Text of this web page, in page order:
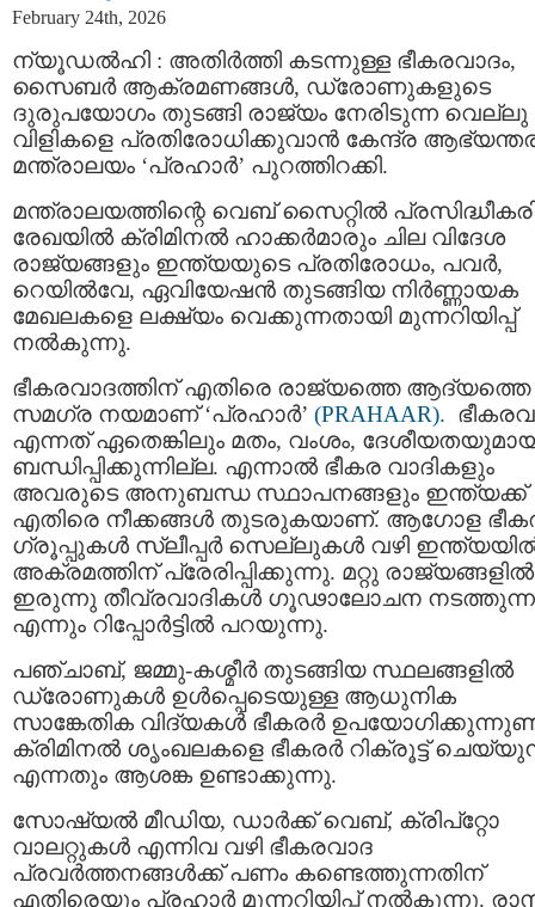
February 24th, 2026
ന്യൂഡൽഹി : അതിർത്തി കടന്നുള്ള ഭീകരവാദം,
സൈബർ ആക്രമണങ്ങൾ, ഡ്രോണുകളുടെ
ദുരുപയോഗം തുടങ്ങി രാജ്യം നേരിടുന്ന വെല്ലു
വിളികളെ പ്രതിരോധിക്കുവാൻ കേന്ദ്ര
മന്ത്രാലയം ‘പ്രഹാർ’ പുറത്തിറക്കി.
മന്ത്രാലയത്തിന്റെ വെബ്‌ സൈറ്റിൽ
രേഖയിൽ ക്രിമിനൽ ഹാക്കർമാരും ചില വിദേശ
രാജ്യങ്ങളും ഇന്ത്യയുടെ പ്രതിരോധം, പവർ,
റെയിൽവേ, ഏവിയേഷൻ തുടങ്ങിയ നിർണ്ണായക
മേഖലകളെ ലക്ഷ്യം വെക്കുന്നതായി മുന്നറിയിപ്പ്
നൽകുന്നു.
ഭീകരവാദത്തിന് എതിരെ രാജ്യത്തെ ആദ്യത്തെ
സമഗ്ര നയമാണ് ‘പ്രഹാർ’ (PRAHAAR).
എന്നത് ഏതെങ്കിലും മതം, വംശം,
ബന്ധിപ്പിക്കുന്നില്ല. എന്നാൽ ഭീകര വാദികളും
അവരുടെ അനുബന്ധ സ്ഥാപനങ്ങളും ഇന്ത്യക്ക്
എതിരെ നീക്കങ്ങൾ തുടരുകയാണ്. ആഗോള
ഗ്രൂപ്പുകൾ സ്ലീപ്പർ സെല്ലുകൾ വഴി
അക്രമത്തിന് പ്രേരിപ്പിക്കുന്നു. മറ്റു രാജ്യങ്ങളിൽ
ഇരുന്നു തീവ്രവാദികൾ ഗൂഢാലോചന
എന്നും റിപ്പോർട്ടിൽ പറയുന്നു.
പഞ്ചാബ്, ജമ്മു-കശ്മീർ തുടങ്ങിയ സ്ഥലങ്ങളിൽ
ഡ്രോണുകൾ ഉൾപ്പെടെയുള്ള ആധുനിക
സാങ്കേതിക വിദ്യകൾ ഭീകരർ
ക്രിമിനൽ ശൃംഖലകളെ ഭീകരർ റിക്രൂട്ട്
എന്നതും ആശങ്ക ഉണ്ടാക്കുന്നു.
സോഷ്യൽ മീഡിയ, ഡാർക്ക് വെബ്, ക്രിപ്റ്റോ
വാലറ്റുകൾ എന്നിവ വഴി ഭീകരവാദ
പ്രവർത്തനങ്ങൾക്ക് പണം കണ്ടെത്തുന്നതിന്
എതിരെയും പ്രഹാർ മുന്നറിയിപ്പ് നൽകുന്നു.